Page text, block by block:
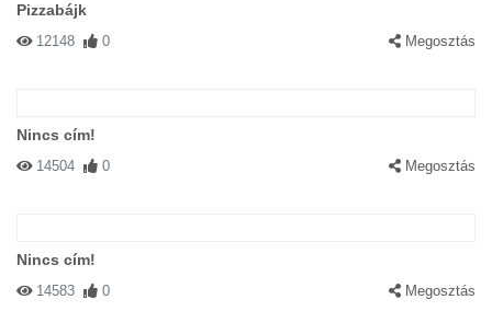
Pizzabájk
12148 0 Megosztás
Nincs cím!
14504 0 Megosztás
Nincs cím!
14583 0 Megosztás